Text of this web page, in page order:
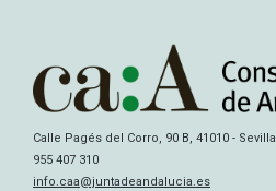
Calle Pagés del Corro, 90 B, 41010 - Sevilla
955 407 310
info.caa@juntadeandalucia.es